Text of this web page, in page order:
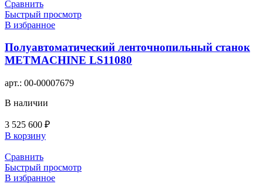
Сравнить
Быстрый просмотр
В избранное
Полуавтоматический ленточнопильный станок
METMACHINE LS11080
арт.: 00-00007679
В наличии
3 525 600 ₽
В корзину
Сравнить
Быстрый просмотр
В избранное